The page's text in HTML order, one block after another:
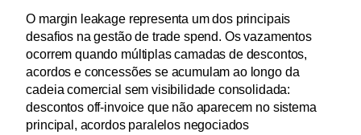
O margin leakage representa um dos principais
desafios na gestão de trade spend. Os vazamentos
ocorrem quando múltiplas camadas de descontos,
acordos e concessões se acumulam ao longo da
cadeia comercial sem visibilidade consolidada:
descontos off-invoice que não aparecem no sistema
principal, acordos paralelos negociados